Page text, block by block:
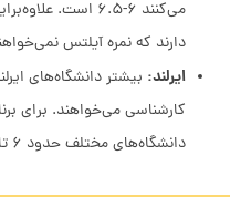
دارند که نمره آیلتس
ایرلند:
کارشناسی می‌خواهند. برای
دانشگاه‌های مختلف حدود ۶ تا ۶.۵ است.